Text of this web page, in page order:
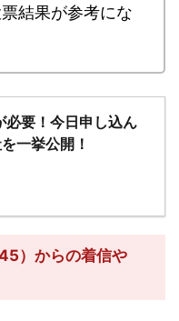
結果が参考にな
必要！今日申し込ん
一挙公開！
）からの着信や